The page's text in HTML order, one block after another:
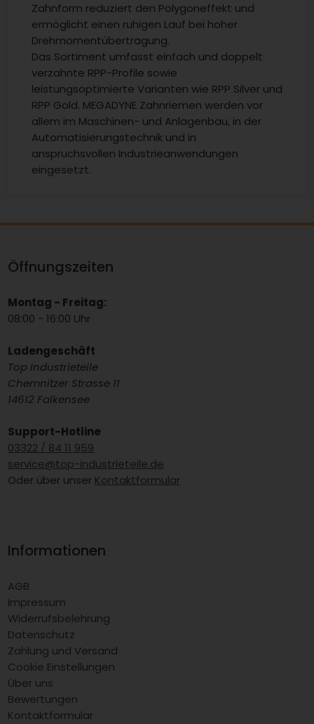
Zahnform reduziert den Polygoneffekt und
ermöglicht einen ruhigen Lauf bei hoher
Drehmomentübertragung.
Das Sortiment umfasst einfach und doppelt
verzahnte RPP-Profile sowie
leistungsoptimierte Varianten wie RPP Silver und
RPP Gold. MEGADYNE Zahnriemen werden vor
allem im Maschinen- und Anlagenbau, in der
Automatisierungstechnik und in
anspruchsvollen Industrieanwendungen
eingesetzt.
Öffnungszeiten
Montag - Freitag:
08:00 - 16:00 Uhr
Ladengeschäft
Top Industrieteile
Chemnitzer Strasse 11
14612 Falkensee
Support-Hotline
03322 / 84 11 959
service@top-industrieteile.de
Oder über unser Kontaktformular
Informationen
AGB
Impressum
Widerrufsbelehrung
Datenschutz
Zahlung und Versand
Cookie Einstellungen
Über uns
Bewertungen
Kontaktformular